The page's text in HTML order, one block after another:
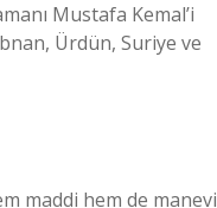
Mustafa Kemal’i
Ürdün, Suriye ve
maddi hem de manevi